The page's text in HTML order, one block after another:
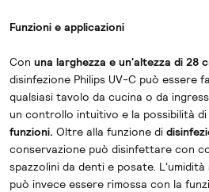
Funzioni e applicazioni
Con una larghezza e un'altezza di 28
disinfezione Philips UV-C può essere
qualsiasi tavolo da cucina o da
un controllo intuitivo e la possibilità
funzioni. Oltre alla funzione di
conservazione può disinfettare con
spazzolini da denti e posate.
può invece essere rimossa con la